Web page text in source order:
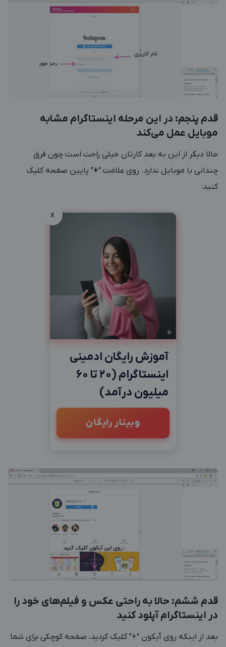
قدم پنجم: در این مرحله اینستاگرام مشابه
موبایل عمل می‌کند
حالا دیگر از این به بعد کارتان خیلی راحت است چون فرق
چندانی با موبایل ندارد. روی علامت “+” پایین صفحه کلیک
کنید:
x
آموزش رایگان ادمینی
اینستاگرام (20 تا 60
میلیون درآمد)
وبینار رایگان
قدم ششم: حالا به راحتی عکس و فیلم‌های خود را
در اینستاگرام آپلود کنید
بعد از اینکه روی آیکون “+” کلیک کردید، صفحه کوچکی برای شما